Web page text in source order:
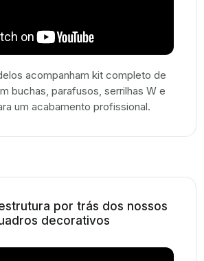
acompanham kit completo de
buchas, parafusos, serrilhas W e
um acabamento profissional.
por trás dos nossos
decorativos